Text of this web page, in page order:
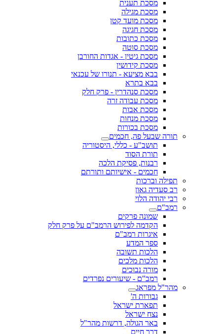
מסכת תענית
מסכת מגילה
מסכת מועד קטן
מסכת חגיגה
מסכת כתובות
מסכת סוטה
מסכת גיטין - אגדות החורבן
מסכת קידושין
בבא מציעא - תנורו של עכנאי
בבא בתרא
מסכת סנהדרין - פרק חלק
מסכת עבודה זרה
מסכת אבות
מסכת מנחות
מסכת בכורות
תורה שבעל פה, חכמים
תושב"ע - כללי, היסטוריה
תורת הסוד
רבנות, פסיקת הלכה
חכמים - אישיותם ותורתם
תפילה וברכות
רב סעדיה גאון
רבי יהודה הלוי
רמב"ם
שמונה פרקים
הקדמה לפירוש הרמב"ם על פרק חלק
איגרות רמב"ם
ספר המדע
הלכות תשובה
הלכות מלכים
מורה נבוכים
רמב"ם - שיעורים נפרדים
מהר"ל מפראג
גבורות ה'
תפארת ישראל
נצח ישראל
באר הגולה, דרשות מהר"ל
דרך חיים